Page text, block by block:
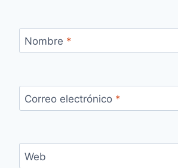
Nombre *
Correo electrónico *
Web